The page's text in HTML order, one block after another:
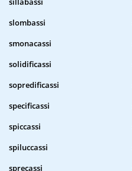
slombassi
smonacassi
solidificassi
sopredificassi
specificassi
spiccassi
spiluccassi
sprecassi